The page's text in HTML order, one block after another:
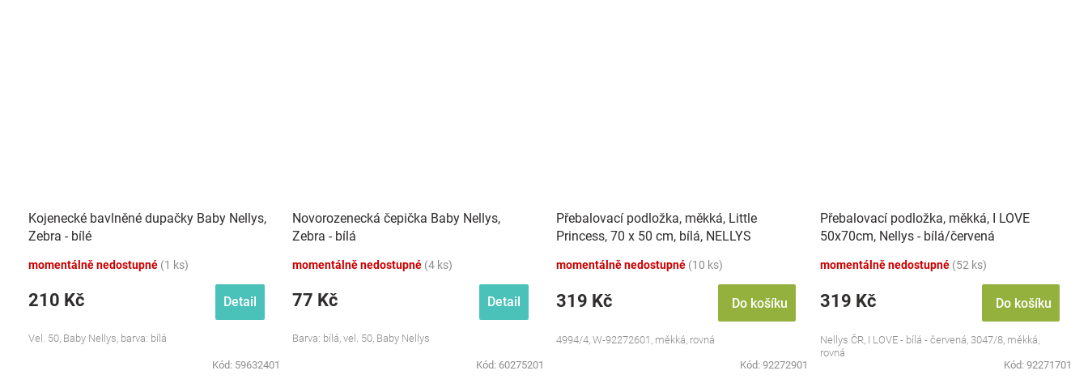
Kojenecké bavlněné dupačky Baby Nellys,
Zebra - bílé
momentálně nedostupné (1 ks)
210 Kč Detail
Vel. 50, Baby Nellys, barva: bílá
Kód: 59632401
Novorozenecká čepička Baby Nellys,
Zebra - bílá
momentálně nedostupné (4 ks)
77 Kč Detail
Barva: bílá, vel. 50, Baby Nellys
Kód: 60275201
Přebalovací podložka, měkká, Little
Princess, 70 x 50 cm, bílá, NELLYS
momentálně nedostupné (10 ks)
319 Kč Do košíku
4994/4, W-92272601, měkká, rovná
Kód: 92272901
Přebalovací podložka, měkká, I LOVE
50x70cm, Nellys - bílá/červená
momentálně nedostupné (52 ks)
319 Kč Do košíku
Nellys ČR, I LOVE - bílá - červená, 3047/8, měkká,
rovná
Kód: 92271701